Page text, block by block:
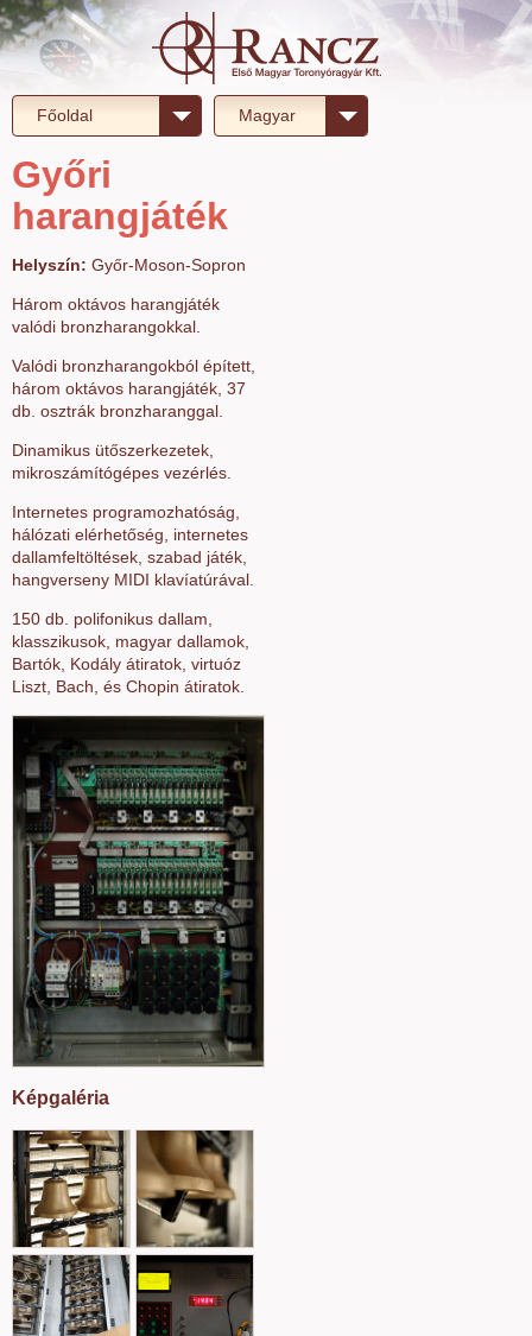
Főoldal Magyar
Győri
harangjáték
Helyszín: Győr-Moson-Sopron
Három oktávos harangjáték
valódi bronzharangokkal.
Valódi bronzharangokból épített,
három oktávos harangjáték, 37
db. osztrák bronzharanggal.
Dinamikus ütőszerkezetek,
mikroszámítógépes vezérlés.
Internetes programozhatóság,
hálózati elérhetőség, internetes
dallamfeltöltések, szabad játék,
hangverseny MIDI klavíatúrával.
150 db. polifonikus dallam,
klasszikusok, magyar dallamok,
Bartók, Kodály átiratok, virtuóz
Liszt, Bach, és Chopin átiratok.
Képgaléria